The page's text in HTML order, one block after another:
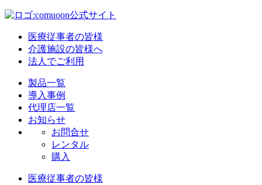
医療従事者の皆様
介護施設の皆様へ
法人でご利用
製品一覧
導入事例
代理店一覧
お知らせ
お問合せ
レンタル
購入
医療従事者の皆様